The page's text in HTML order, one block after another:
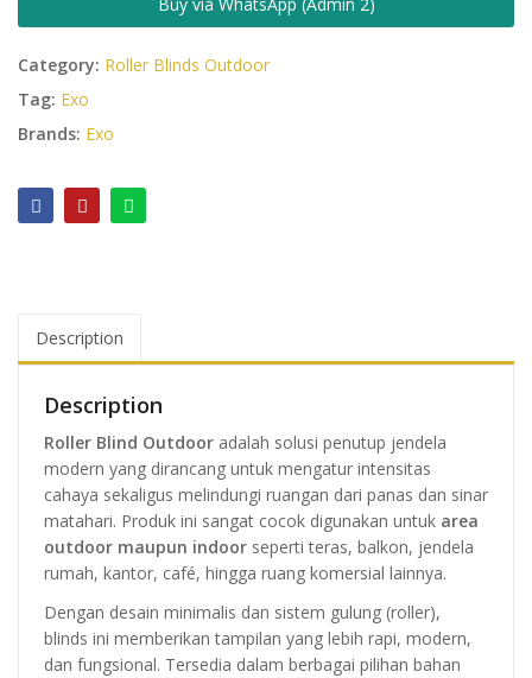
Category: Roller Blinds Outdoor
Tag: Exo
Brands: Exo
Description
Description
Roller Blind Outdoor adalah solusi penutup jendela
modern yang dirancang untuk mengatur intensitas
cahaya sekaligus melindungi ruangan dari panas dan sinar
matahari. Produk ini sangat cocok digunakan untuk area
outdoor maupun indoor seperti teras, balkon, jendela
rumah, kantor, café, hingga ruang komersial lainnya.
Dengan desain minimalis dan sistem gulung (roller),
blinds ini memberikan tampilan yang lebih rapi, modern,
dan fungsional. Tersedia dalam berbagai pilihan bahan